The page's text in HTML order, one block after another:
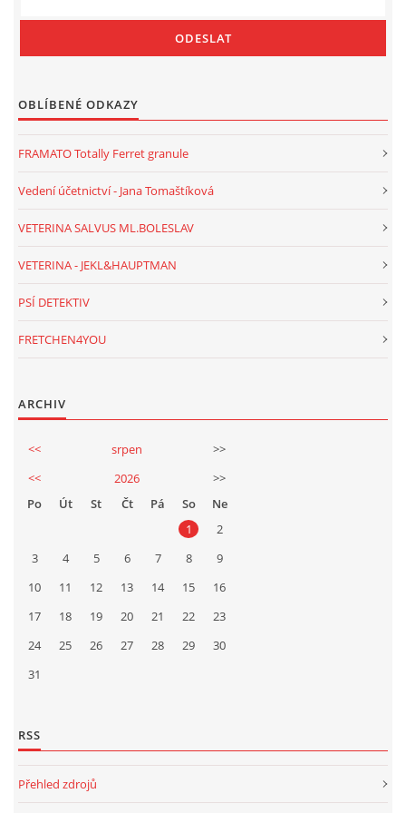
OBLÍBENÉ ODKAZY
FRAMATO Totally Ferret granule
Vedení účetnictví - Jana Tomaštíková
VETERINA SALVUS ML.BOLESLAV
VETERINA - JEKL&HAUPTMAN
PSÍ DETEKTIV
FRETCHEN4YOU
ARCHIV
<< srpen
>>
<<
2026
>>
Po
Út St Čt Pá So
Ne
1
2
3
4 5 6 7 8
9
10
11 12 13 14 15
16
17
18 19 20 21 22
23
24
25 26 27 28 29
30
31
RSS
Přehled zdrojů